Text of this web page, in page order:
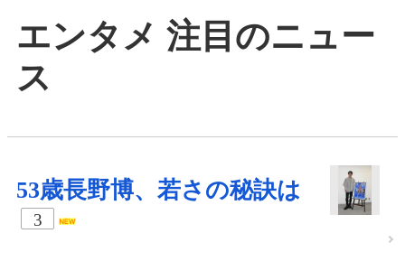
エンタメ 注目のニュー
ス
53歳長野博、若さの秘訣は
3